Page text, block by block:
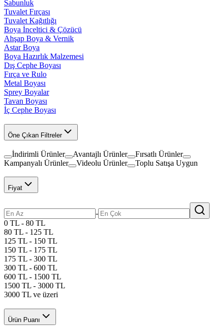
Sabunluk
Tuvalet Fırçası
Tuvalet Kağıtlığı
Boya İnceltici & Çözücü
Ahşap Boya & Vernik
Astar Boya
Boya Hazırlık Malzemesi
Dış Cephe Boyası
Fırça ve Rulo
Metal Boyası
Sprey Boyalar
Tavan Boyası
İç Cephe Boyası
Öne Çıkan Filtreler
İndirimli Ürünler Avantajlı Ürünler
Fırsatlı Ürünler
Kampanyalı Ürünler
Videolu Ürünler Toplu Satışa Uygun
Fiyat
-
0 TL - 80 TL
80 TL - 125 TL
125 TL - 150 TL
150 TL - 175 TL
175 TL - 300 TL
300 TL - 600 TL
600 TL - 1500 TL
1500 TL - 3000 TL
3000 TL ve üzeri
Ürün Puanı